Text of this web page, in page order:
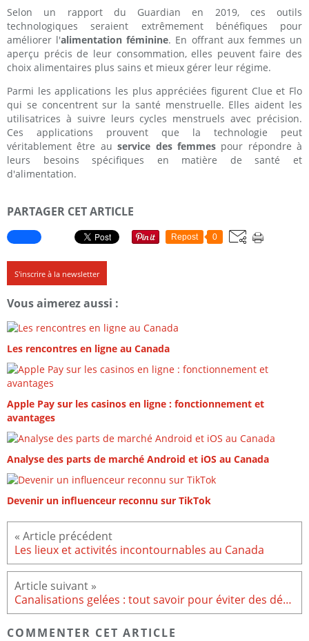
Selon un rapport du Guardian en 2019, ces outils
technologiques seraient extrêmement bénéfiques pour
améliorer l'alimentation féminine. En offrant aux femmes un
aperçu précis de leur consommation, elles peuvent faire des
choix alimentaires plus sains et mieux gérer leur régime.
Parmi les applications les plus appréciées figurent Clue et Flo
qui se concentrent sur la santé menstruelle. Elles aident les
utilisatrices à suivre leurs cycles menstruels avec précision.
Ces applications prouvent que la technologie peut
véritablement être auservice des femmespour répondre à
leurs besoins spécifiques en matière de santé et
d'alimentation.
PARTAGER CET ARTICLE
Repost 0
S'inscrire à la newsletter
Vous aimerez aussi :
Les rencontres en ligne au Canada
Apple Pay sur les casinos en ligne : fonctionnement et
avantages
Analyse des parts de marché Android et iOS au Canada
Devenir un influenceur reconnu sur TikTok
Les lieux et activités incontournables au Canada
Canalisations gelées : tout savoir pour éviter des dégâts irréversibles
COMMENTER CET ARTICLE